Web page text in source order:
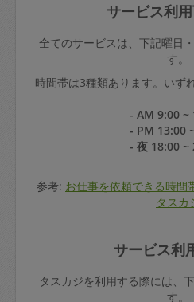
サービス利
全てのサービスは、下記曜日
す。
時間帯は3種類あります。いず
- AM 9:00 ~
- PM 13:00
- 夜 18:00 ~
参考: お仕事を依頼できる時間
タスカ
サービス利
タスカジを利用する際には、
す。